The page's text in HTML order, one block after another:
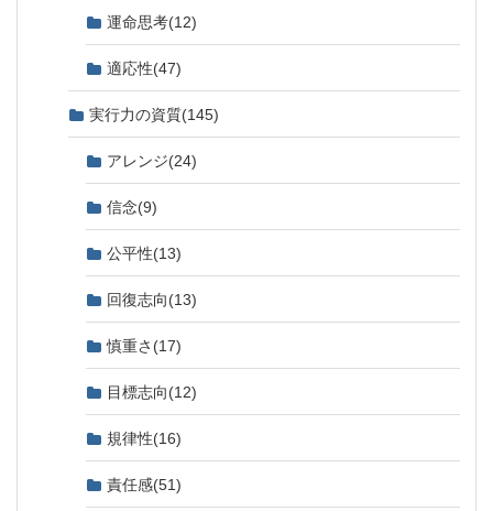
運命思考(12)
適応性(47)
実行力の資質(145)
アレンジ(24)
信念(9)
公平性(13)
回復志向(13)
慎重さ (17)
目標志向(12)
規律性(16)
責任感(51)